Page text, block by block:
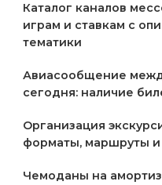
Каталог каналов
играм и ставкам с
тематики
Авиасообщение
сегодня: наличие
Организация
форматы, маршруты и
Чемоданы на